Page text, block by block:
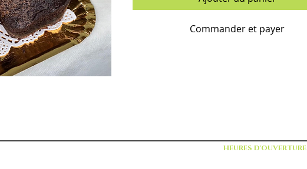
Commander et payer
HEURES D'OUVERTURE